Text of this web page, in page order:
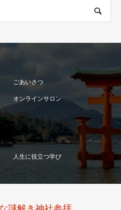
ごあいさつ
オンラインサロン
人生に役立つ学び